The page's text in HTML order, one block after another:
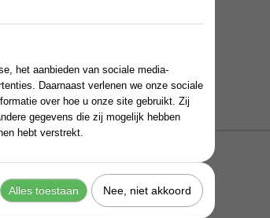
het aanbieden van sociale media-
Daarnaast verlenen we onze sociale
over hoe u onze site gebruikt. Zij
gegevens die zij mogelijk hebben
hebt verstrekt.
Alles toestaan Nee, niet akkoord